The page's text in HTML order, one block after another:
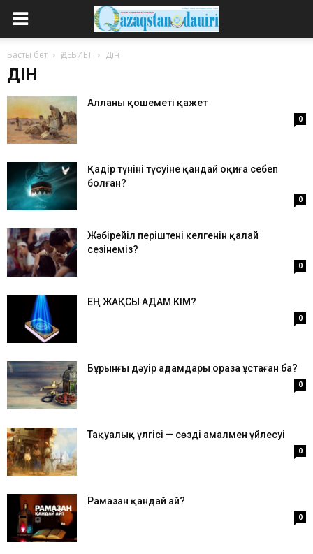
Басты бет ӘДЕБИЕТ Дін
ДІН
Алланың қошеметі қажет
0
Қадір түнінің түсуіне қандай оқиға себеп
болған?
0
Жәбірейіл періштенің келгенін қалай
сезінеміз?
0
ЕҢ ЖАҚСЫ АДАМ КІМ?
0
Бұрынғы дәуір адамдары ораза ұстаған ба?
0
Тақуалық үлгісі — сөздің амалмен үйлесуі
0
Рамазан қандай ай?
0